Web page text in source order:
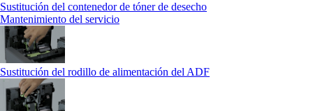
Sustitución del contenedor de tóner de desecho
Mantenimiento del servicio
Sustitución del rodillo de alimentación del ADF